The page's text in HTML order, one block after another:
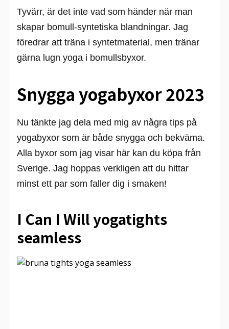
Tyvärr, är det inte vad som händer när man
skapar bomull-syntetiska blandningar. Jag
föredrar att träna i syntetmaterial, men tränar
gärna lugn yoga i bomullsbyxor.
Snygga yogabyxor 2023
Nu tänkte jag dela med mig av några tips på
yogabyxor som är både snygga och bekväma.
Alla byxor som jag visar här kan du köpa från
Sverige. Jag hoppas verkligen att du hittar
minst ett par som faller dig i smaken!
I Can I Will yogatights
seamless